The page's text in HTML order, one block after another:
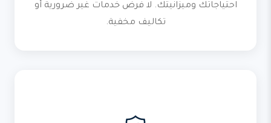
احتياجاتك وميزانيتك. لا فرض خدمات غير ضرورية أو
تكاليف مخفية.